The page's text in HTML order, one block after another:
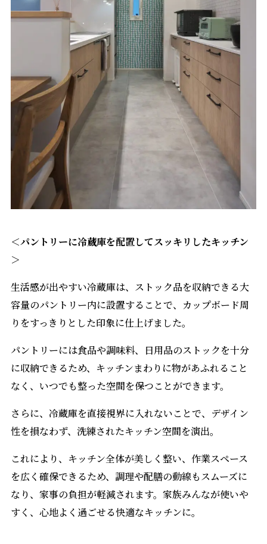
＜パントリーに冷蔵庫を配置してスッキリしたキッチン
＞
生活感が出やすい冷蔵庫は、ストック品を収納できる大
容量のパントリー内に設置することで、カップボード周
りをすっきりとした印象に仕上げました。
パントリーには食品や調味料、日用品のストックを十分
に収納できるため、キッチンまわりに物があふれること
なく、いつでも整った空間を保つことができます。
さらに、冷蔵庫を直接視界に入れないことで、デザイン
性を損なわず、洗練されたキッチン空間を演出。
これにより、キッチン全体が美しく整い、作業スペース
を広く確保できるため、調理や配膳の動線もスムーズに
なり、家事の負担が軽減されます。家族みんなが使いや
すく、心地よく過ごせる快適なキッチンに。